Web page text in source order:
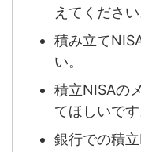
えてください
積み立て
い。
積立NISAの
てほしいです
銀行での積